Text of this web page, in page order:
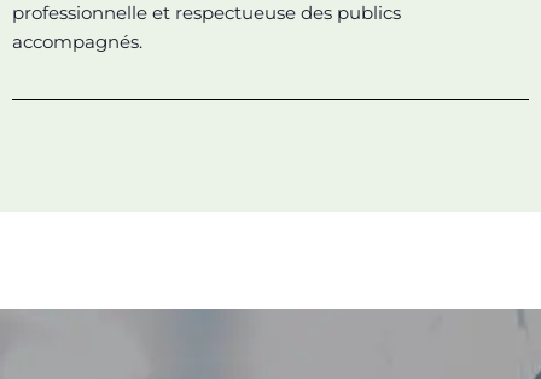
professionnelle et respectueuse des publics
accompagnés.